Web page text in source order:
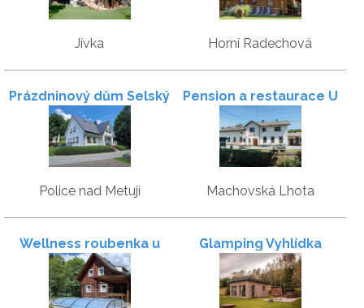
Jívka Horní Radechová
Prázdninový dům Selský
dvůr Adršpach -
Broumovsko
Police nad Metují
Pension a restaurace U
Lidmanů
Machovská Lhota
Wellness roubenka u
lesa
Glamping Vyhlídka